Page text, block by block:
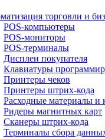
торговли и
POS-компьютеры
POS-мониторы
POS-терминалы
Дисплеи покупателя
Клавиатуры
Принтеры чеков
Принтеры штрих-кода
Расходные материалы
Ридеры магнитных карт
Сканеры штрих-кода
Терминалы сбора